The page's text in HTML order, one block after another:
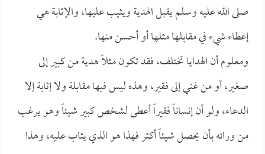
صلى الله عليه وسلم يقبل الهدية ويثيب عليها، والإثابة هي
إعطاء شيء في مقابلها مثلها أو أحسن منها.
ومعلوم أن الهدايا تختلف، فقد تكون مثلاً هدية من كبير إلى
صغير، أو من غني إلى فقير، وهذه ليس فيها مقابلة ولا إثابة إلا
الدعاء، ولو أن إنساناً فقيراً أعطى لشخص كبير شيئاً وهو يرغب
من ورائه بأن يحصل شيئاً أكثر فهذا هو الذي يثاب عليه، وهذا